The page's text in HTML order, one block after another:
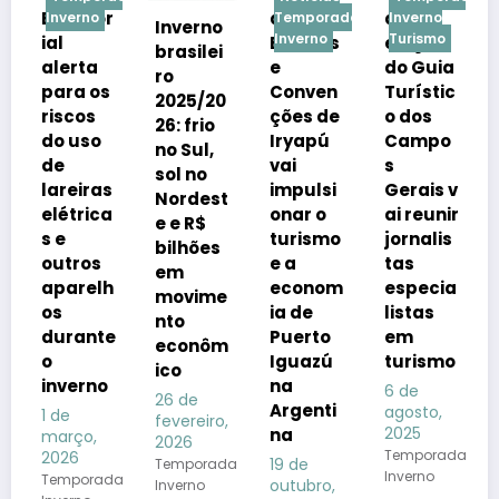
Inverno
ro
2025/20
26: frio
no Sul,
Nordest
e e R$
em
movime
econôm
26 de
fevereiro,
2026
Temporada
Inverno
Temporada
Inverno
de
Eventos
Conven
ções de
Iryapú
vai
impulsi
onar o
turismo
econom
Puerto
Argenti
na
19 de
outubro,
Inverno
Turismo
a
edição
do Guia
Turístic
o dos
Campo
Gerais v
ai reunir
jornalis
especia
em
turismo
agosto,
Temporada
Inverno
Santa
Catarina
s
e
aria em
Itá,
experiê
ncia
aliando
tradiçã
o e o
viver
agosto,
Notícia
Publicada